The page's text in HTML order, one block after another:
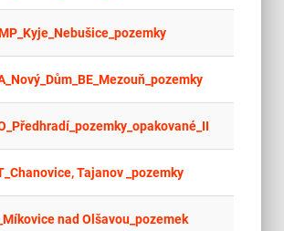
Tajanov _pozemky
nad Olšavou_pozemek